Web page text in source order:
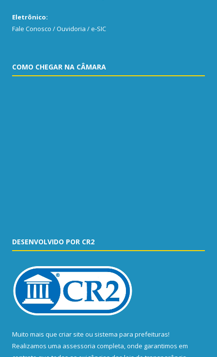
Eletrônico:
Fale Conosco / Ouvidoria / e-SIC
COMO CHEGAR NA CÂMARA
DESENVOLVIDO POR CR2
Muito mais que criar site ou sistema para prefeituras!
Realizamos uma assessoria completa, onde garantimos em